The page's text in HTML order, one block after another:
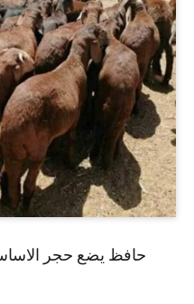
حافظ يضع حجر